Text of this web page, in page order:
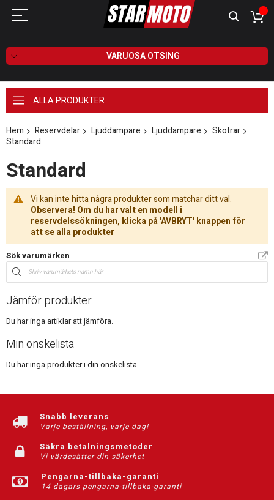
VARUOSA OTSING
ALLA PRODUKTER
Hem Reservdelar Ljuddämpare Ljuddämpare
Skotrar
Standard
Standard
Vi kan inte hitta några produkter som matchar ditt val.
Observera! Om du har valt en modell i
reservdelssökningen, klicka på 'AVBRYT' knappen för
att se alla produkter
Sök varumärken
Jämför produkter
Du har inga artiklar att jämföra.
Min önskelista
Du har inga produkter i din önskelista.
Snabb leverans
Varje beställning, varje dag!
Säkra betalningsmetoder
Vi värdesätter din säkerhet
Pengarna-tillbaka-garanti
14 dagars pengarna-tillbaka-garanti